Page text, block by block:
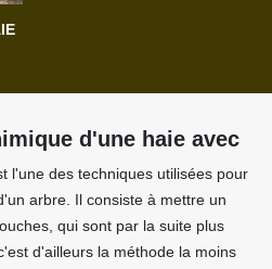
d'une haie avec
l'une des techniques utilisées pour
arbre. Il consiste à mettre un
qui sont par la suite plus
d'ailleurs la méthode la moins